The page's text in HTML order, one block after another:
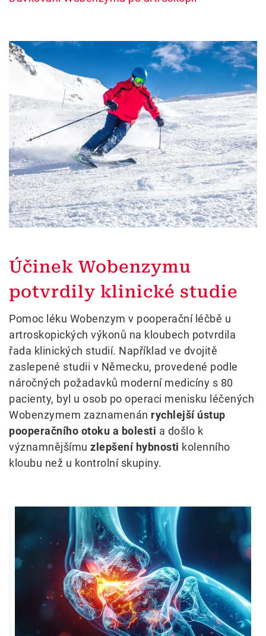
Účinek Wobenzymu
potvrdily klinické studie
Pomoc léku Wobenzym v pooperační léčbě u
artroskopických výkonů na kloubech potvrdila
řada klinických studií. Například ve dvojitě
zaslepené studii v Německu, provedené podle
náročných požadavků moderní medicíny s 80
pacienty, byl u osob po operaci menisku léčených
Wobenzymem zaznamenán rychlejší ústup
pooperačního otoku a bolesti a došlo k
významnějšímu zlepšení hybnosti kolenního
kloubu než u kontrolní skupiny.